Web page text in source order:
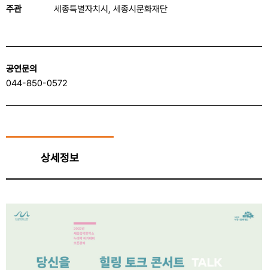
주관 세종특별자치시, 세종시문화재단
공연문의
044-850-0572
상세정보